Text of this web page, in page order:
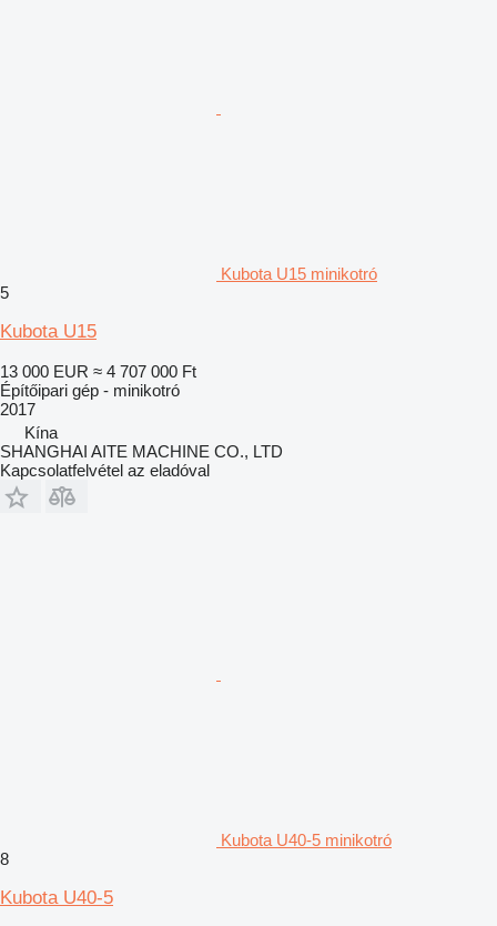
Kubota U15 minikotró
5
Kubota U15
13 000 EUR ≈ 4 707 000 Ft
Építőipari gép - minikotró
2017
Kína
SHANGHAI AITE MACHINE CO., LTD
Kapcsolatfelvétel az eladóval
Kubota U40-5 minikotró
8
Kubota U40-5